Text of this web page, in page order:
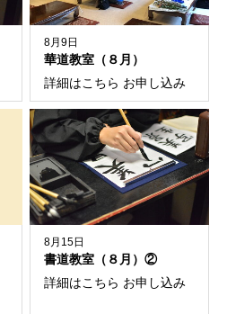
8月9日
華道教室（８月）
詳細はこちら お申し込み
8月15日
書道教室（８月）②
詳細はこちら お申し込み